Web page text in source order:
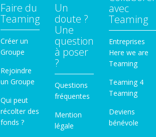
Faire du
Teaming
Créer un
Groupe
Rejoindre
un Groupe
Qui peut
récolter des
fonds ?
Un
doute ?
Une
question
à poser
?
Questions
fréquentes
Mention
légale
avec
Teaming
Entreprises
Here we are
Teaming
Teaming 4
Teaming
Deviens
bénévole